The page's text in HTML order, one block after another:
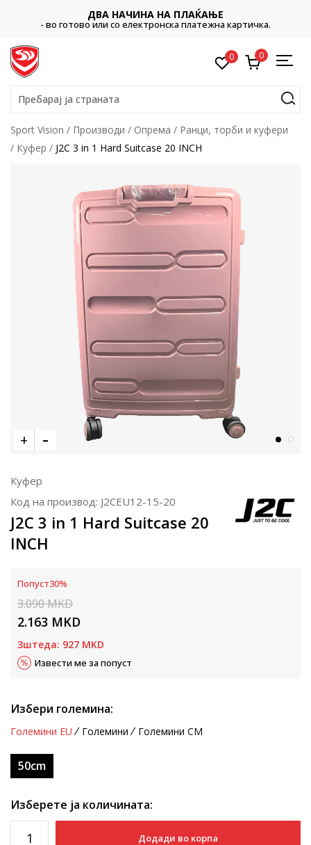
ДВА НАЧИНА НА ПЛАЌАЊЕ
- во готово или со електронска платежна картичка.
0 0
Пребарај ја страната
Sport Vision Производи Опрема
Ранци, торби и куфери
Куфер
J2C 3 in 1 Hard Suitcase 20 INCH
Куфер
Код на производ: J2CEU12-15-20
J2C 3 in 1 Hard Suitcase 20
INCH
Попуст30%
3.090MKD
2.163 MKD
Зштеда: 927 MKD
Извести ме за попуст
Избери големина:
Големини EU Големини Големини CM
50cm
Изберете ја количината:
Додади во корпа